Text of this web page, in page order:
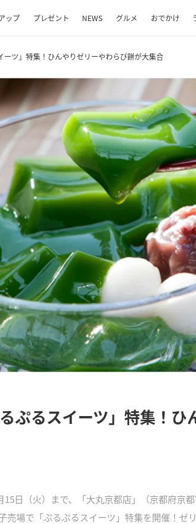
ップ プレゼント NEWS グルメ おでかけ
ーツ」特集！ひんやりゼリーやわらび餅が大集合
ぷるスイーツ」特集！ひ
15日（火）まで、「大丸京都店」（京都府京
売場で「ぷるぷるスイーツ」特集を開催！ゼ